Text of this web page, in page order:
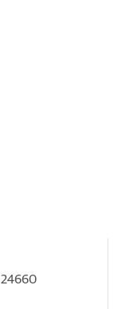
24660